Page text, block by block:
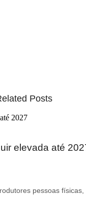
Posts
elevada até
pessoas físicas,